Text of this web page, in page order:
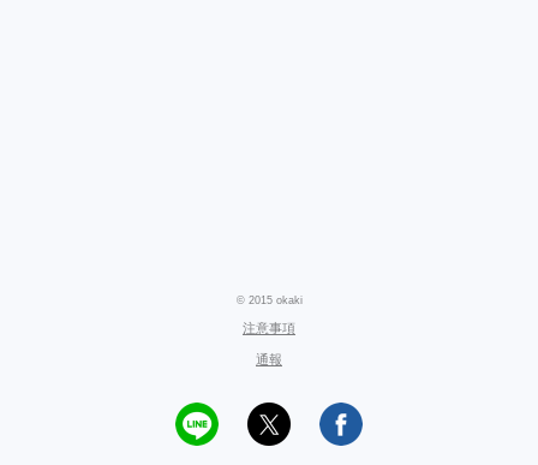
© 2015 okaki
注意事項
通報